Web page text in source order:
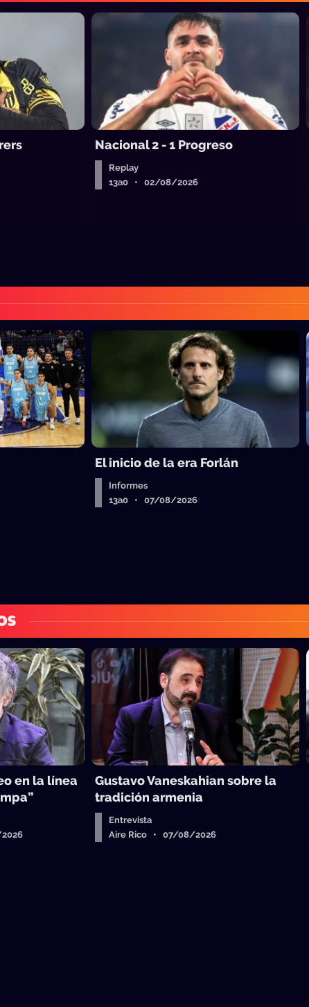
Nacional 2 - 1 Progreso
Replay
13a0 • 02/08/2026
El inicio de la era Forlán
Informes
13a0 • 07/08/2026
en la línea
Gustavo Vaneskahian sobre la
tradición armenia
Entrevista
Aire Rico • 07/08/2026